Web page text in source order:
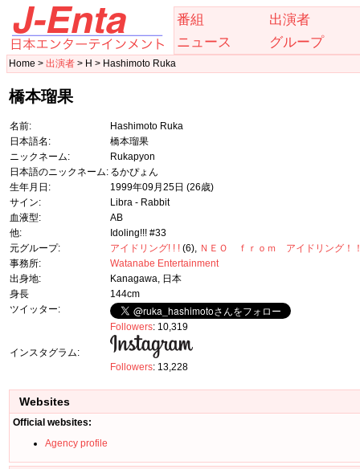
番組
出演者
ニュース
グループ
Home > 出演者 > H > Hashimoto Ruka
橋本瑠果
名前:
Hashimoto Ruka
日本語名:
橋本瑠果
ニックネーム:
Rukapyon
日本語のニックネーム: るかぴょん
生年月日:
1999年09月25日 (26歳)
サイン:
Libra - Rabbit
血液型:
AB
他:
Idoling!!! #33
元グループ:
アイドリング! ! ! (6),
ＮＥＯ ｆｒｏｍ アイドリング！
事務所:
Watanabe Entertainment
出身地:
Kanagawa, 日本
身長
144cm
ツイッター:
Followers: 10,319
インスタグラム:
Followers: 13,228
Websites
Official websites:
Agency profile